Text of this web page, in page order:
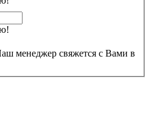
менеджер свяжется с Вами в